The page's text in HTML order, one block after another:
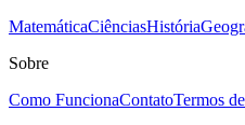
MatemáticaCiênciasHistória
Sobre
Como FuncionaContatoTermos